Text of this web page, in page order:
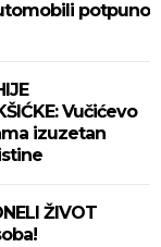
potpuno
Vučićevo
izuzetan
ŽIVOT